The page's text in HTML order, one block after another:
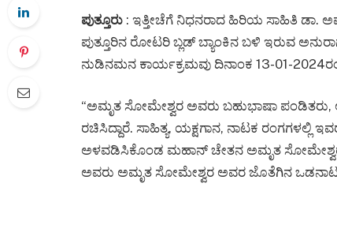
ಪುತ್ತೂರು : ಇತ್ತೀಚೆಗೆ ನಿಧನರಾದ ಹಿರಿಯ ಸಾಹಿತಿ ಡಾ.
ಪುತ್ತೂರಿನ ರೋಟರಿ ಬ್ಲಡ್ ಬ್ಯಾಂಕಿನ ಬಳಿ ಇರುವ ಅನುರಾಗ
ನುಡಿನಮನ ಕಾರ್ಯಕ್ರಮವು ದಿನಾಂಕ 13-01-
“ಅಮೃತ ಸೋಮೇಶ್ವರ ಅವರು ಬಹುಭಾಷಾ ಪಂಡಿತರು,
ರಚಿಸಿದ್ದಾರೆ. ಸಾಹಿತ್ಯ, ಯಕ್ಷಗಾನ, ನಾಟಕ ರಂಗಗಳಲ್ಲಿ
ಅಳವಡಿಸಿಕೊಂಡ ಮಹಾನ್ ಚೇತನ ಅಮೃತ
ಅವರು ಅಮೃತ ಸೋಮೇಶ್ವರ ಅವರ ಜೊತೆಗಿನ